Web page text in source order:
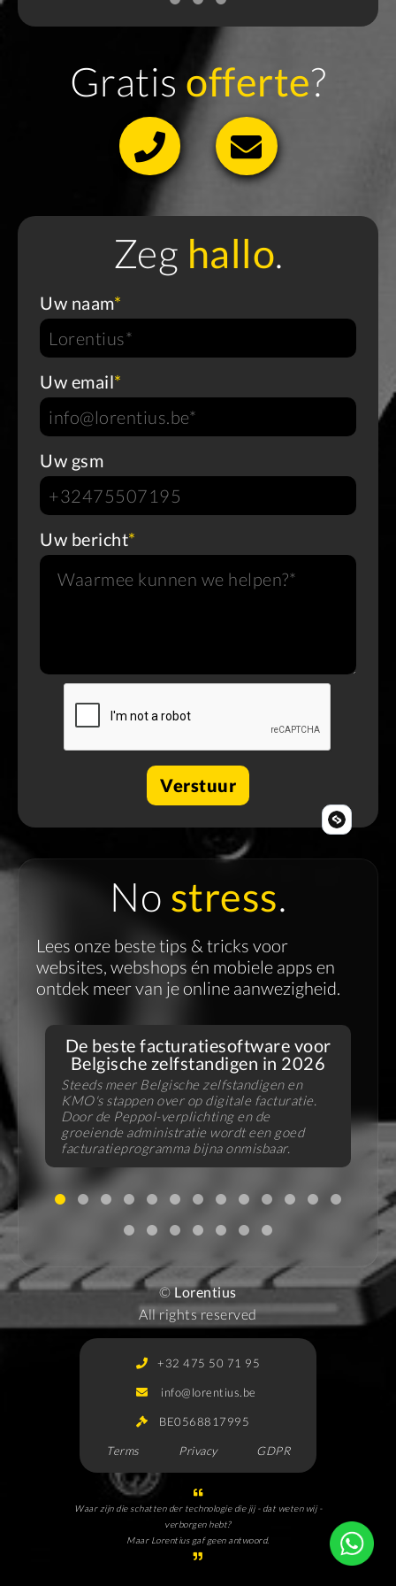
Gratis offerte?
Zeg hallo.
Uw naam*
Uw email*
Uw gsm
Uw bericht*
No stress.
Lees onze beste tips & tricks voor
websites, webshops én mobiele apps en
ontdek meer van je online aanwezigheid.
De beste facturatiesoftware voor
Belgische zelfstandigen in 2026
Steeds meer Belgische zelfstandigen en
KMO's stappen over op digitale facturatie.
Door de Peppol-verplichting en de
groeiende administratie wordt een goed
facturatieprogramma bijna onmisbaar.
©Lorentius
All rights reserved
+32 475 50 71 95
info@lorentius.be
BE0568817995
Terms Privacy GDPR
Waar zijn die schatten der technologie die jij - dat weten wij -
verborgen hebt?
Maar Lorentius gaf geen antwoord.